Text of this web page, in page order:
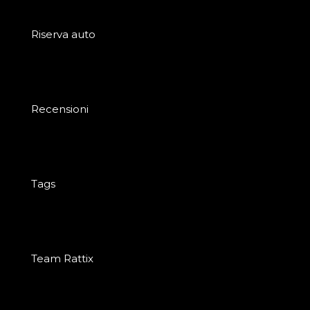
Riserva auto
Recensioni
Tags
Team Rattix